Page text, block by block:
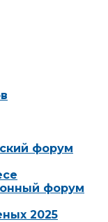
форум
форум
2025